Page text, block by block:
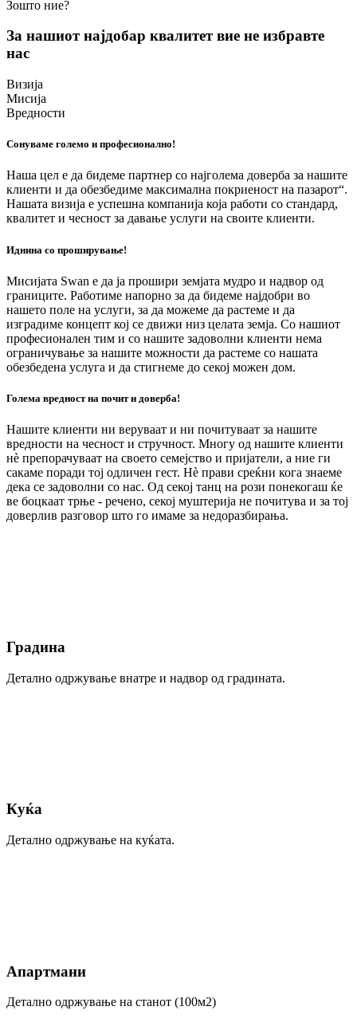
Зошто ние?
За нашиот најдобар квалитет вие не избравте
нас
Визија
Мисија
Вредности
Сонуваме големо и професионално!
Наша цел е да бидеме партнер со најголема доверба за нашите
клиенти и да обезбедиме максимална покриеност на пазарот“.
Нашата визија е успешна компанија која работи со стандард,
квалитет и чесност за давање услуги на своите клиенти.
Иднина со проширување!
Мисијата Swan е да ја прошири земјата мудро и надвор од
границите. Работиме напорно за да бидеме најдобри во
нашето поле на услуги, за да можеме да растеме и да
изградиме концепт кој се движи низ целата земја. Со нашиот
професионален тим и со нашите задоволни клиенти нема
ограничување за нашите можности да растеме со нашата
обезбедена услуга и да стигнеме до секој можен дом.
Голема вредност на почит и доверба!
Нашите клиенти ни веруваат и ни почитуваат за нашите
вредности на чесност и стручност. Многу од нашите клиенти
нè препорачуваат на своето семејство и пријатели, а ние ги
сакаме поради тој одличен гест. Нè прави среќни кога знаеме
дека се задоволни со нас. Од секој танц на рози понекогаш ќе
ве боцкаат трње - речено, секој муштерија не почитува и за тој
доверлив разговор што го имаме за недоразбирања.
Градина
Детално одржување внатре и надвор од градината.
Куќа
Детално одржување на куќата.
Апартмани
Детално одржување на станот (100м2)